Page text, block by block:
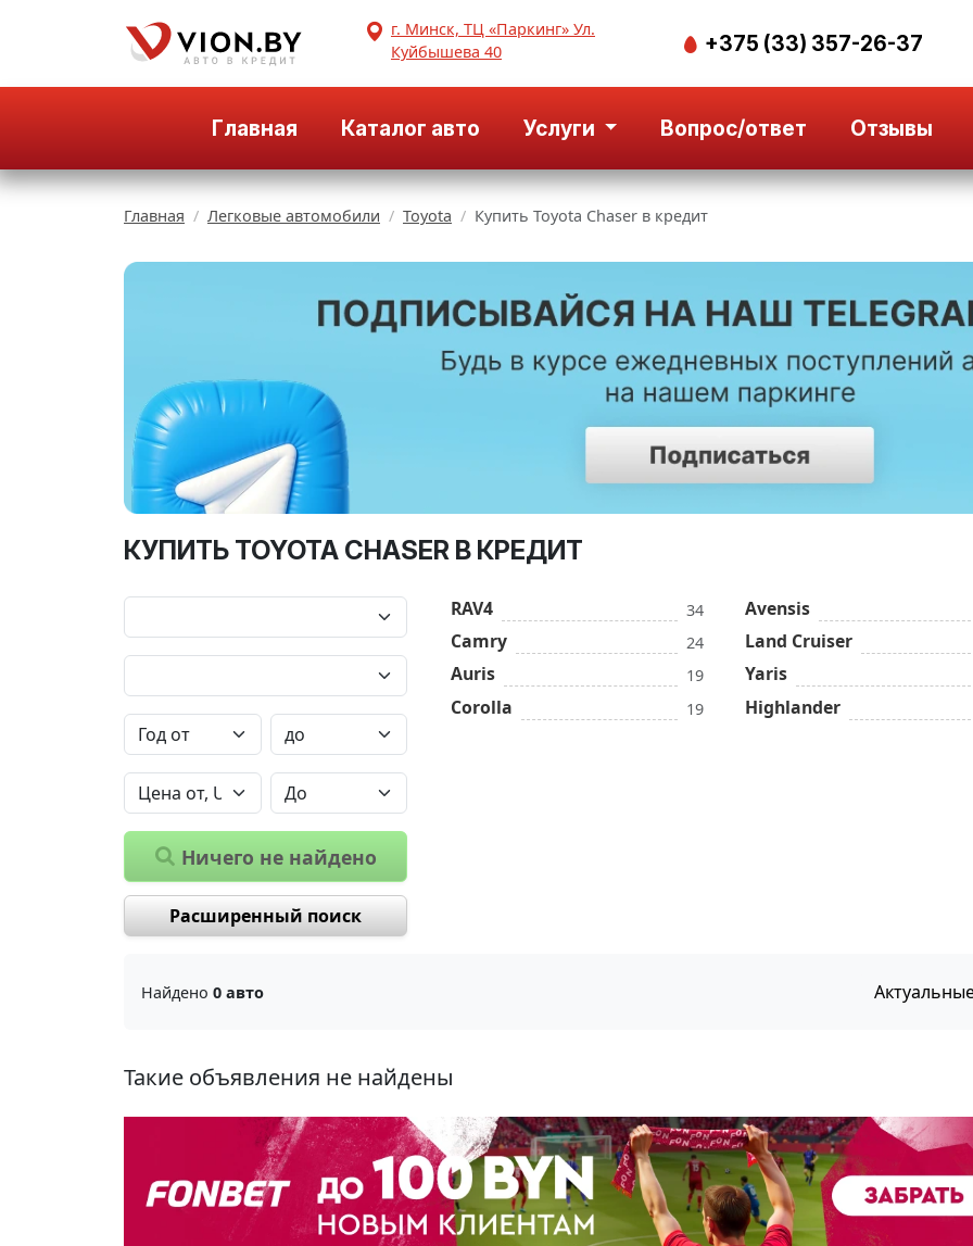
г. Минск, ТЦ «Паркинг» Ул.
Куйбышева 40
+375 (33) 357-26-37
Главная Каталог авто Услуги Вопрос/ответ Отзывы
Главная Легковые автомобили Toyota Купить Toyota Chaser в кредит
КУПИТЬ TOYOTA CHASER В КРЕДИТ
Ничего не найдено
Расширенный поиск
RAV4 34
Camry 24
Auris 19
Corolla 19
Avensis
Land Cruiser
Yaris
Highlander
Найдено 0 авто
Такие объявления не найдены